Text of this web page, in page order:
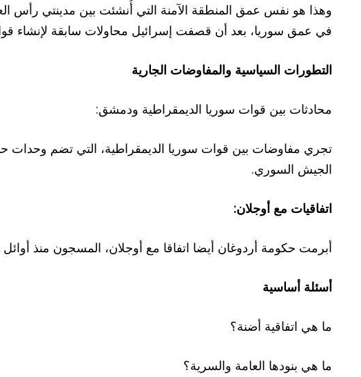
في عمق سوريا، بعد أن قصفت إسرائيل محاولات سابقة لإنشاء
التطورات السياسية والمفاوضات الجارية
محادثات بين قوات سوريا الديمقراطية ودمشق:
الجيش السوري.
اتفاقيات مع أوجلان:
أبرمت حكومة أردوغان أيضا اتفاقا مع أوجلان، المسجون منذ أوائل عام ١٩٩٩، تضمن نزع سلاح وإجراء انتخابات
أسئلة أساسية
ما هي اتفاقية أضنة؟
ما هي بنودها العامة والسرية؟